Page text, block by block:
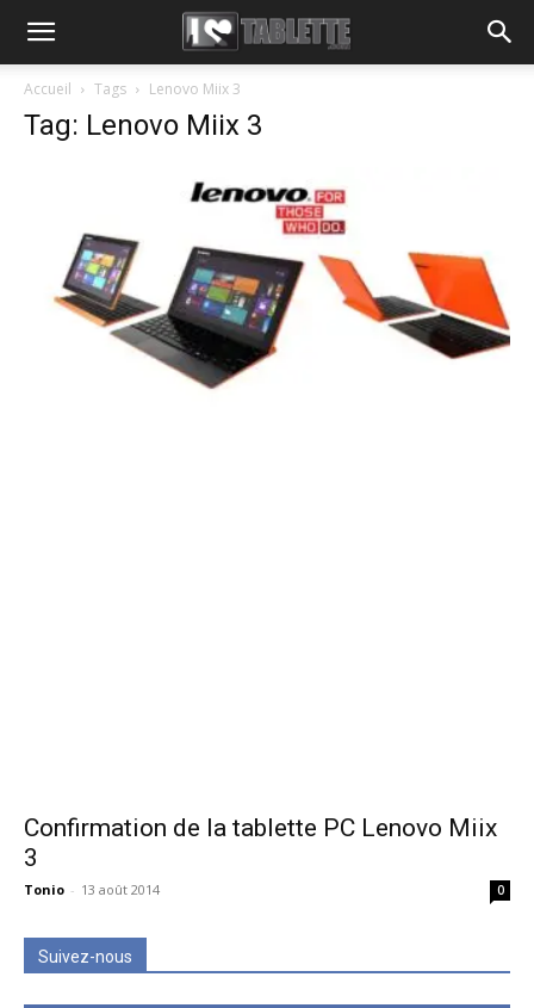
Accueil Tags Lenovo Miix 3
Tag: Lenovo Miix 3
Confirmation de la tablette PC Lenovo Miix
3
Tonio - 13 août 2014 0
Suivez-nous